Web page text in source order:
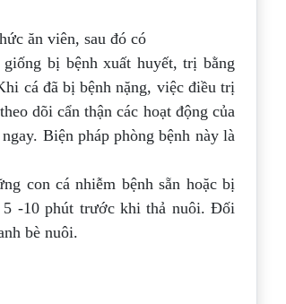
ăn viên, sau đó có
bị bệnh xuất huyết, trị bằng
cá đã bị bệnh nặng, việc điều trị
dõi cẩn thận các hoạt động của
Biện pháp phòng bệnh này là
con cá nhiễm bệnh sẵn hoặc bị
-10 phút trước khi thả nuôi. Đối
bè nuôi.